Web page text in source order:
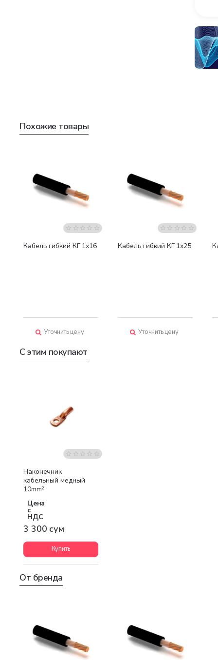
Похожие товары
Кабель гибкий КГ 1х16
Уточнить цену
Кабель гибкий КГ 1х25
Уточнить цену
С этим покупают
Наконечник
кабельный медный
10mm²
Цена
с
НДС
3 300 сум
Купить
От бренда